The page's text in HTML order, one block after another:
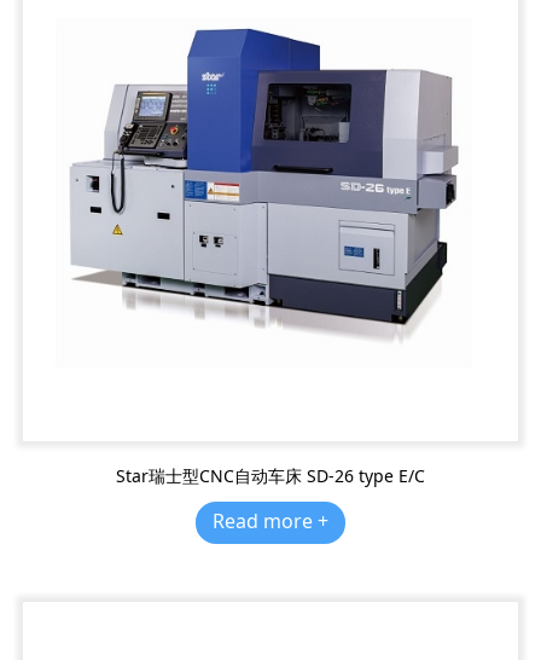
Star瑞士型CNC自动车床 SD-26 type E/C
Read more +